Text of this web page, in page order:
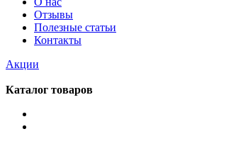
Отзывы
Полезные статьи
Контакты
Акции
Каталог товаров